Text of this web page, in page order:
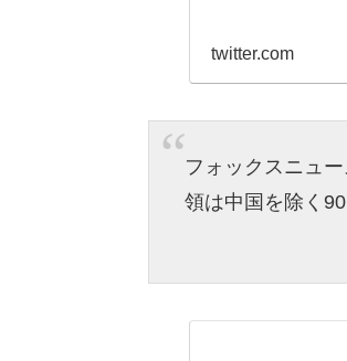
twitter.com
フォックスニュ
領は中国を除く